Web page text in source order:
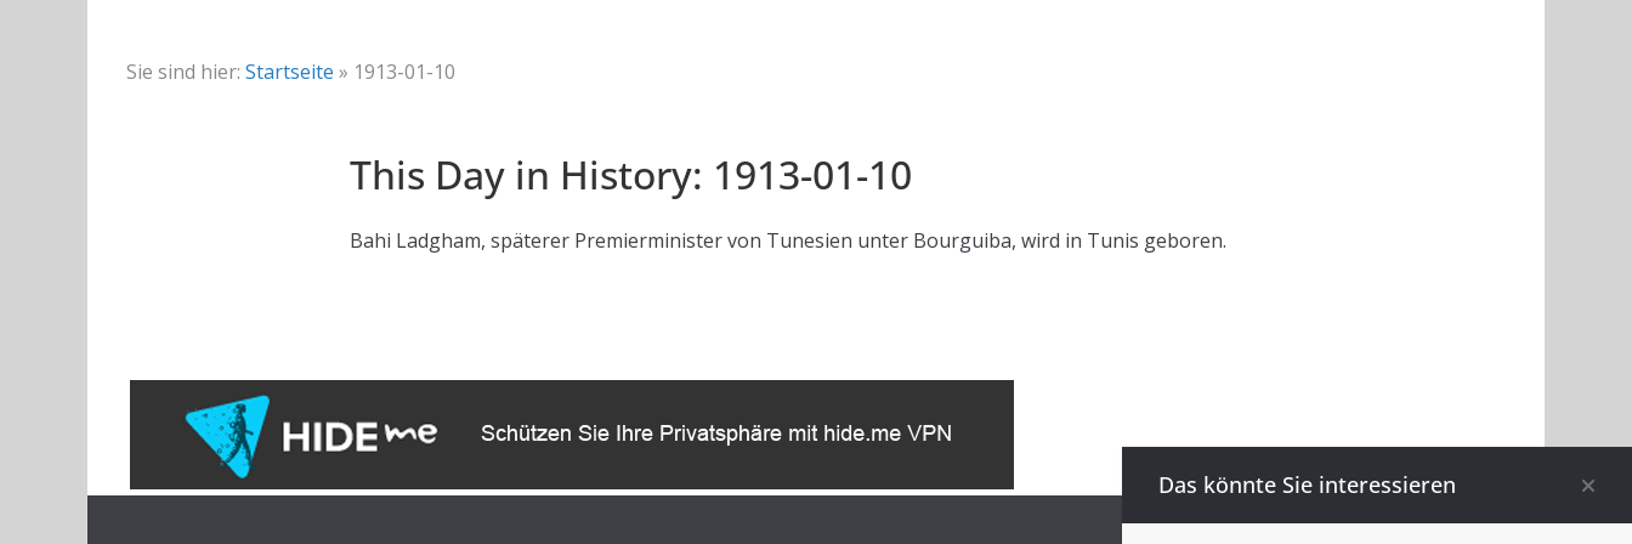
Sie sind hier: Startseite » 1913-01-10
This Day in History: 1913-01-10
Bahi Ladgham, späterer Premierminister von Tunesien unter Bourguiba, wird in Tunis geboren.
Das könnte Sie interessieren